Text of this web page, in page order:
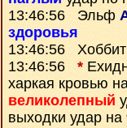
13:46:56 Эльф
здоровья
13:46:56 Хоббит
13:46:56 *
харкая кровью
великолепный
выходки удар на